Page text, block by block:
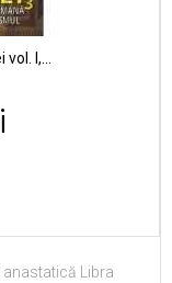
I,...